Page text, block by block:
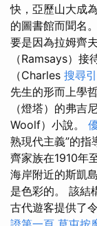
快，亞歷山大成
的圖書館而聞名
要是因為拉姆齊
（Ramsays）
（Charles 搜尋
先生的形而上學
（燈塔）的弗吉
Woolf）小說。
熟現代主義”的指
齊家族在1910年
海岸附近的斯凱
是色彩的。 該結
古代遊客提供了